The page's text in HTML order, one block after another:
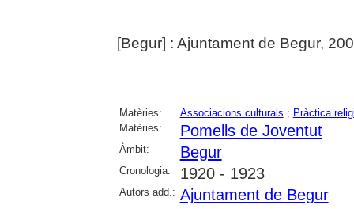
[Begur] : Ajuntament de Begur,
Matèries: Associacions culturals ; Pràctica
Matèries:
Pomells de Joventut
Àmbit: Begur
Cronologia: 1920 - 1923
Autors add.: Ajuntament de Begur